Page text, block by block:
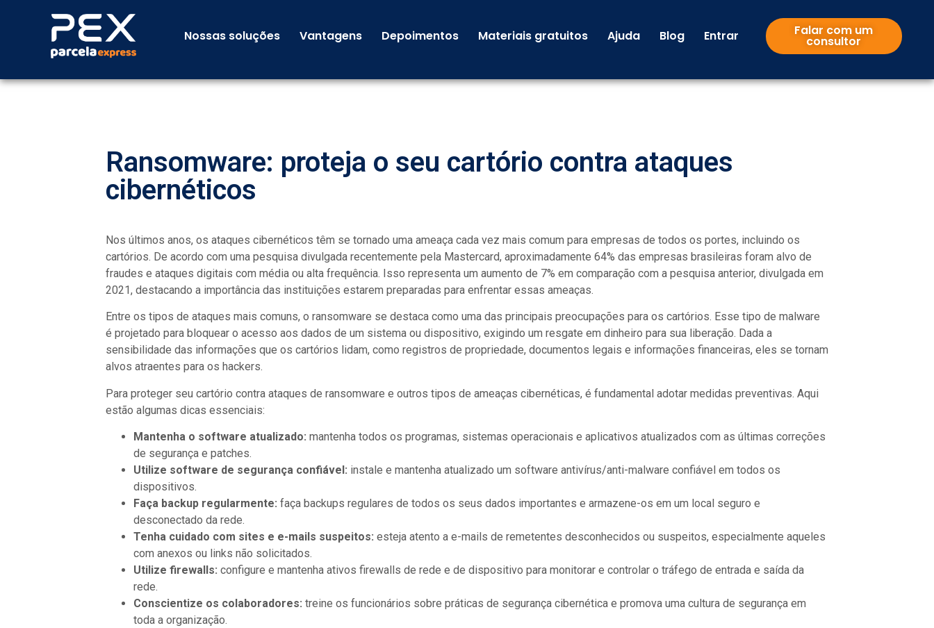
Nossas soluções Vantagens Depoimentos Materiais gratuitos Ajuda Blog Entrar Falar com um
consultor
Ransomware: proteja o seu cartório contra ataques
cibernéticos
Nos últimos anos, os ataques cibernéticos têm se tornado uma ameaça cada vez mais comum para empresas de todos os portes, incluindo os
cartórios. De acordo com uma pesquisa divulgada recentemente pela Mastercard, aproximadamente 64% das empresas brasileiras foram alvo de
fraudes e ataques digitais com média ou alta frequência. Isso representa um aumento de 7% em comparação com a pesquisa anterior, divulgada em
2021, destacando a importância das instituições estarem preparadas para enfrentar essas ameaças.
Entre os tipos de ataques mais comuns, o ransomware se destaca como uma das principais preocupações para os cartórios. Esse tipo de malware
é projetado para bloquear o acesso aos dados de um sistema ou dispositivo, exigindo um resgate em dinheiro para sua liberação. Dada a
sensibilidade das informações que os cartórios lidam, como registros de propriedade, documentos legais e informações financeiras, eles se tornam
alvos atraentes para os hackers.
Para proteger seu cartório contra ataques de ransomware e outros tipos de ameaças cibernéticas, é fundamental adotar medidas preventivas. Aqui
estão algumas dicas essenciais:
Mantenha o software atualizado: mantenha todos os programas, sistemas operacionais e aplicativos atualizados com as últimas correções
de segurança e patches.
Utilize software de segurança confiável: instale e mantenha atualizado um software antivírus/anti-malware confiável em todos os
dispositivos.
Faça backup regularmente: faça backups regulares de todos os seus dados importantes e armazene-os em um local seguro e
desconectado da rede.
Tenha cuidado com sites e e-mails suspeitos: esteja atento a e-mails de remetentes desconhecidos ou suspeitos, especialmente aqueles
com anexos ou links não solicitados.
Utilize firewalls: configure e mantenha ativos firewalls de rede e de dispositivo para monitorar e controlar o tráfego de entrada e saída da
rede.
Conscientize os colaboradores: treine os funcionários sobre práticas de segurança cibernética e promova uma cultura de segurança em
toda a organização.